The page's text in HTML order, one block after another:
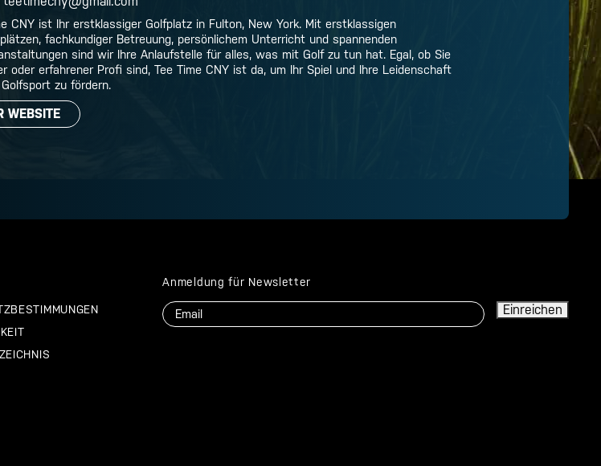
CNY ist Ihr erstklassiger Golfplatz in Fulton, New York. Mit erstklassigen
fachkundiger Betreuung, persönlichem Unterricht und spannenden
sind wir Ihre Anlaufstelle für alles, was mit Golf zu tun hat. Egal, ob Sie
oder erfahrener Profi sind, Tee Time CNY ist da, um Ihr Spiel und Ihre Leidenschaft
zu fördern.
WEBSITE
Anmeldung für Newsletter
E-
Mail
Einreichen